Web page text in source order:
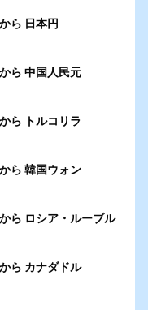
ら 日本円
ら 中国人民元
ら トルコリラ
ら 韓国ウォン
ロシア・ルーブル
ら カナダドル